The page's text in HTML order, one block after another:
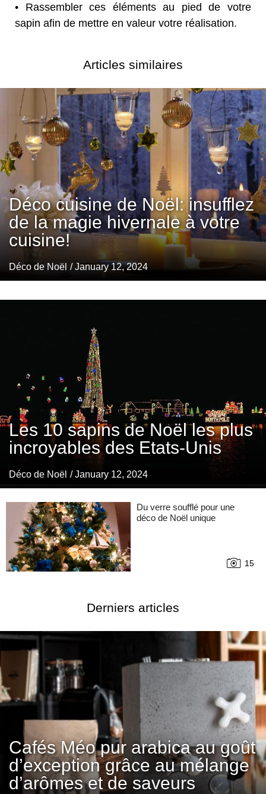
• Rassembler ces éléments au pied de votre
sapin afin de mettre en valeur votre réalisation.
Articles similaires
Déco cuisine de Noël: insufflez
de la magie hivernale à votre
cuisine!
Déco de Noël / January 12, 2024
Les 10 sapins de Noël les plus
incroyables des Etats-Unis
Déco de Noël / January 12, 2024
Du verre soufflé pour une
déco de Noël unique
15
Derniers articles
Cafés Méo pur arabica au goût
d’exception grâce au mélange
d’arômes et de saveurs